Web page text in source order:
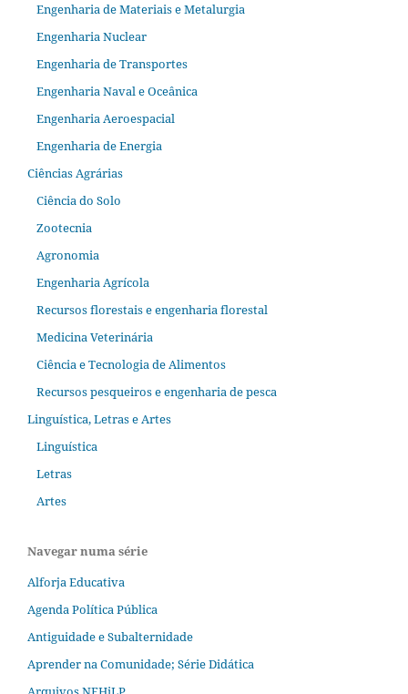
Engenharia de Materiais e Metalurgia
Engenharia Nuclear
Engenharia de Transportes
Engenharia Naval e Oceânica
Engenharia Aeroespacial
Engenharia de Energia
Ciências Agrárias
Ciência do Solo
Zootecnia
Agronomia
Engenharia Agrícola
Recursos florestais e engenharia florestal
Medicina Veterinária
Ciência e Tecnologia de Alimentos
Recursos pesqueiros e engenharia de pesca
Linguística, Letras e Artes
Linguística
Letras
Artes
Navegar numa série
Alforja Educativa
Agenda Política Pública
Antiguidade e Subalternidade
Aprender na Comunidade; Série Didática